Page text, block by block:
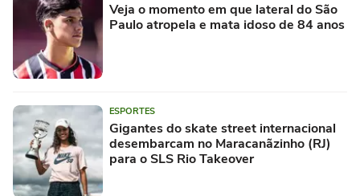
Veja o momento em que lateral do São
Paulo atropela e mata idoso de 84 anos
ESPORTES
Gigantes do skate street internacional
desembarcam no Maracanãzinho (RJ)
para o SLS Rio Takeover